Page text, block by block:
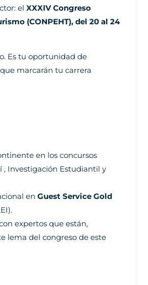
el XXXIV Congreso
(CONPEHT), del 20 al 24
Es tu oportunidad de
marcarán tu carrera
en los concursos
, Investigación Estudiantil y
en Guest Service Gold
expertos que están,
lema del congreso de este